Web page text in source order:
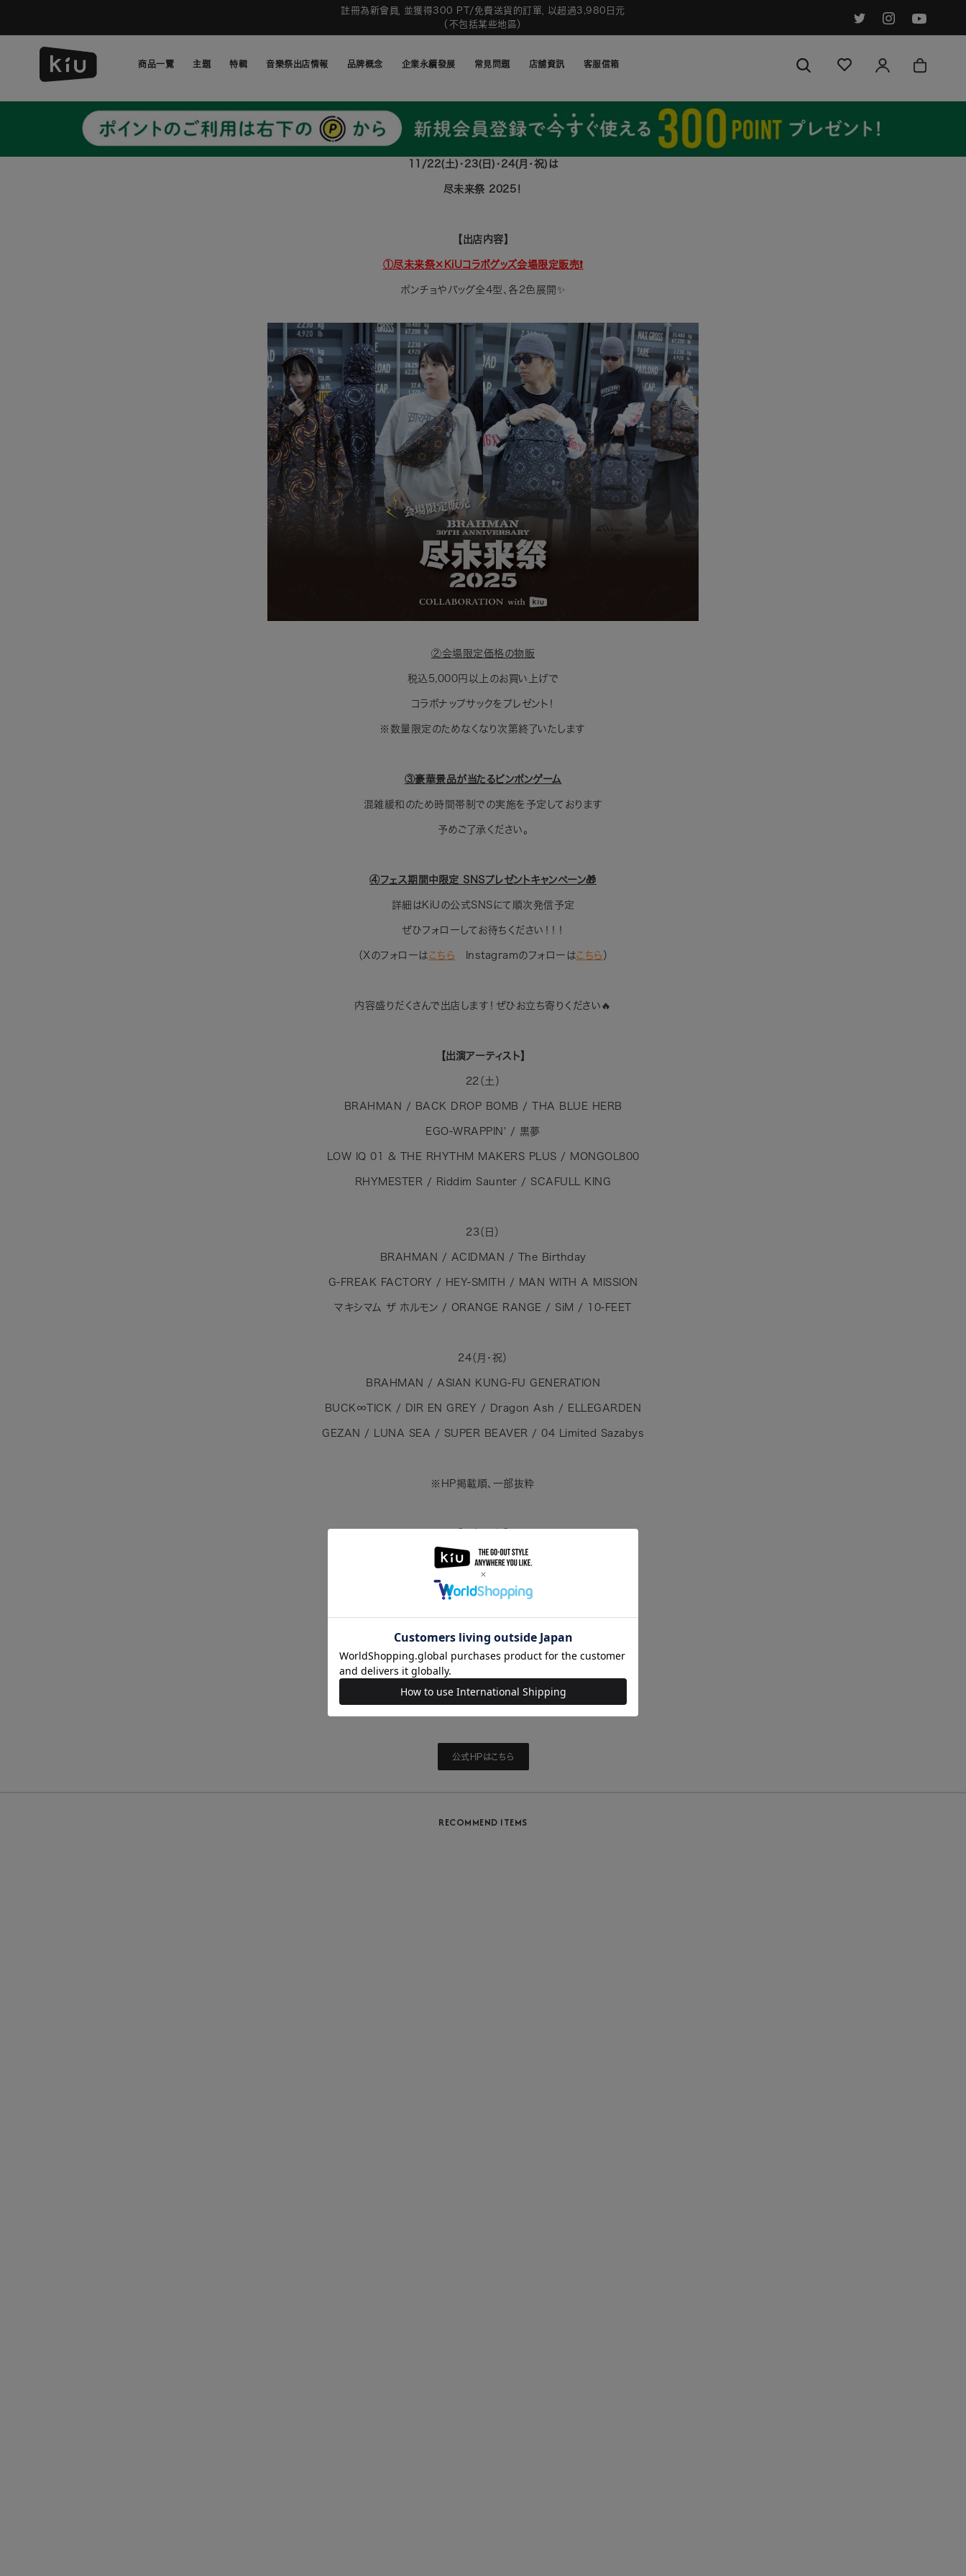
並
註冊為新會員，並獲得300 PT/免費送貨的訂單，以超過3,980日元
（不包括某些地區）
商品一覽 主題 特輯 音樂祭出店情報 品牌概念 企業永續發展 常見問題 店舖資訊 客服信箱
11/22(土)・23(日)・24(月･祝)は
尽未来祭 2025！
【出店内容】
①尽未来祭×KiUコラボグッズ会場限定販売❗️
ポンチョやバッグ全4型、各2色展開✨
②会場限定価格の物販
税込5,000円以上のお買い上げで
コラボナップサックをプレゼント！
※数量限定のためなくなり次第終了いたします
③豪華景品が当たるピンポンゲーム
混雑緩和のため時間帯制での実施を予定しております
予めご了承ください。
④フェス期間中限定 SNSプレゼントキャンペーン🎁
詳細はKiUの公式SNSにて順次発信予定
ぜひフォローしてお待ちください！！！
（Xのフォローはこちら Instagramのフォローはこちら ）
内容盛りだくさんで出店します！ぜひお立ち寄りください🔥
【出演アーティスト】
22（土）
BRAHMAN / BACK DROP BOMB / THA BLUE HERB
EGO-WRAPPIN' / 黒夢
LOW IQ 01 & THE RHYTHM MAKERS PLUS / MONGOL800
RHYMESTER / Riddim Saunter / SCAFULL KING
23（日）
BRAHMAN / ACIDMAN / The Birthday
G-FREAK FACTORY / HEY-SMITH / MAN WITH A MISSION
マキシマム ザ ホルモン / ORANGE RANGE / SiM / 10-FEET
24（月･祝）
BRAHMAN / ASIAN KUNG-FU GENERATION
BUCK∞TICK / DIR EN GREY / Dragon Ash / ELLEGARDEN
GEZAN / LUNA SEA / SUPER BEAVER / 04 Limited Sazabys
※HP掲載順、一部抜粋
最高 17〜19℃ / 最低 7℃ 前後
降水確率 0〜10% ☀️
【会場】
幕張メッセ国際展示場9-11ホール
公式HPはこちら
RECOMMEND ITEMS